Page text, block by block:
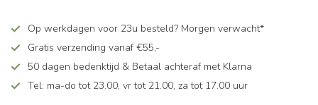
Op werkdagen voor 23u besteld? Morgen verwacht*
Gratis verzending vanaf €55,-
50 dagen bedenktijd & Betaal achteraf met Klarna
Tel: ma-do tot 23.00, vr tot 21.00, za tot 17.00 uur